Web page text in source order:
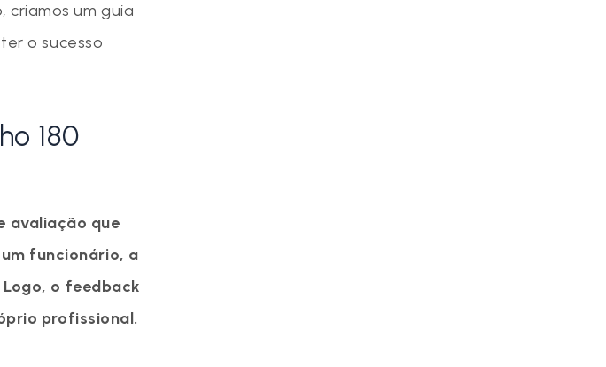
criamos um guia
o sucesso
180
avaliação que
funcionário, a
o feedback
profissional.